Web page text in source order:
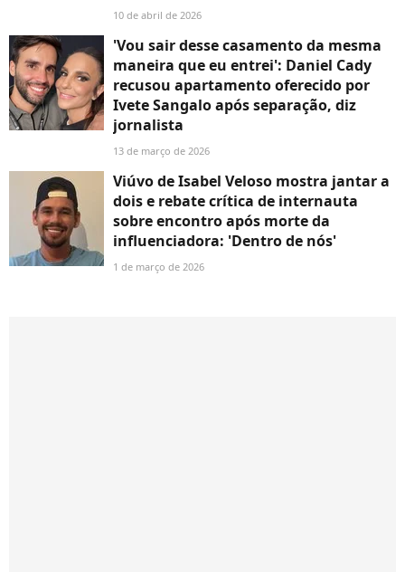
10 de abril de 2026
'Vou sair desse casamento da mesma
maneira que eu entrei': Daniel Cady
recusou apartamento oferecido por
Ivete Sangalo após separação, diz
jornalista
13 de março de 2026
Viúvo de Isabel Veloso mostra jantar a
dois e rebate crítica de internauta
sobre encontro após morte da
influenciadora: 'Dentro de nós'
1 de março de 2026